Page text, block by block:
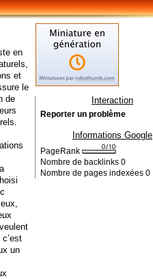
en
et
le
de
un
Interaction
Reporter un problème
Informations Google
PageRank
Nombre de backlinks 0
Nombre de pages indexées 0